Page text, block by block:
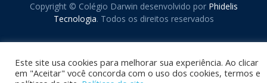
Copyright © Colégio Darwin desenvolvido por Phidelis
Tecnologia. Todos os direitos reservados
Este site usa cookies para melhorar sua experiência. Ao clicar
em "Aceitar" você concorda com o uso dos cookies, termos e